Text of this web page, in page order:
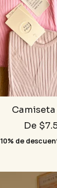
De
10% de